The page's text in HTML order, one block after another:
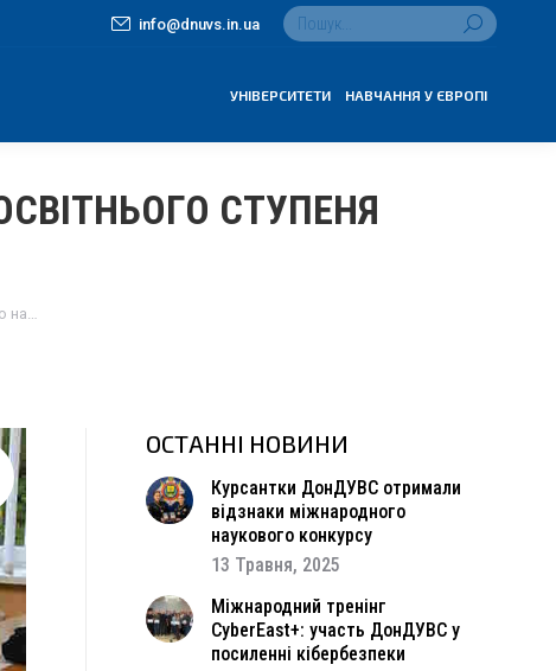
info@dnuvs.in.ua Search:
УНІВЕРСИТЕТИ НАВЧАННЯ У ЄВРОПІ
СТУПЕНЯ
на…
ОСТАННІ НОВИНИ
Курсантки ДонДУВС отримали
відзнаки міжнародного
наукового конкурсу
13 Травня, 2025
Міжнародний тренінг
CyberEast+: участь ДонДУВС у
посиленні кібербезпеки